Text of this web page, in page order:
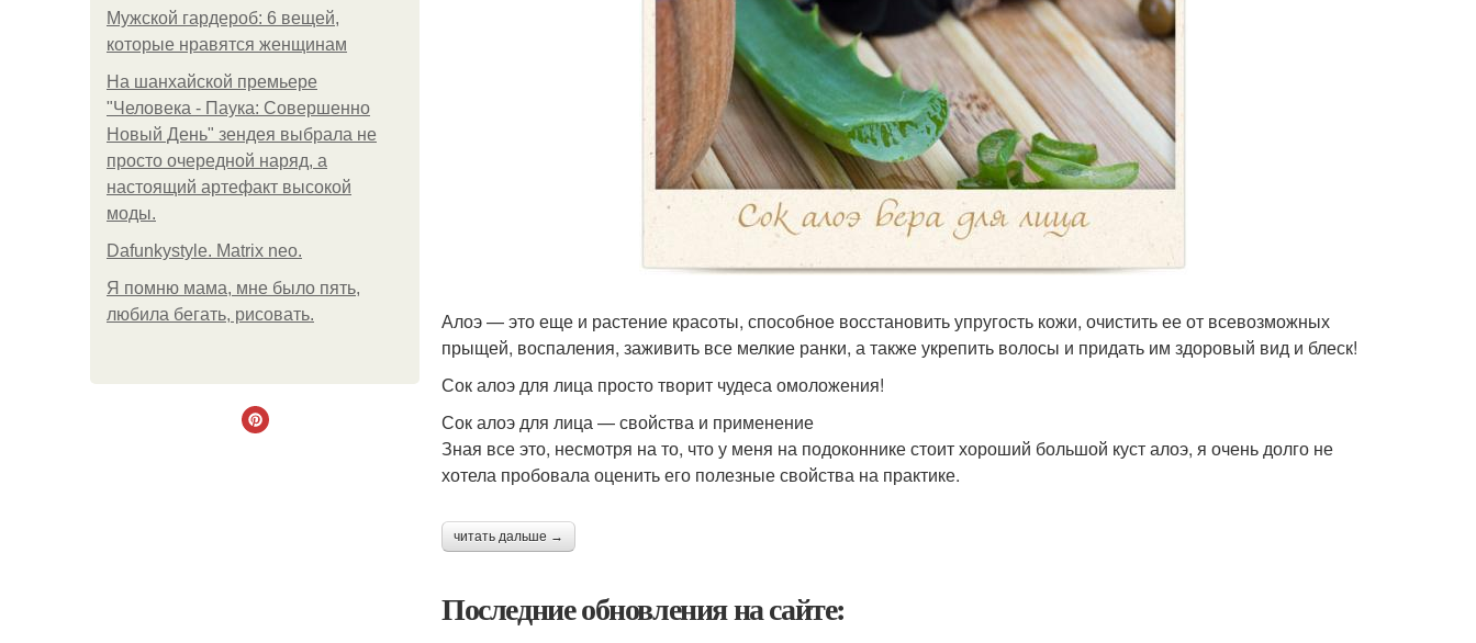
Мужской гардероб: 6 вещей,
которые нравятся женщинам
На шанхайской премьере
"Человека - Паука: Совершенно
Новый День" зендея выбрала не
просто очередной наряд, а
настоящий артефакт высокой
моды.
Dafunkystyle. Matrix neo.
Я помню мама, мне было пять,
любила бегать, рисовать.
Алоэ — это еще и растение красоты, способное восстановить упругость кожи, очистить ее от всевозможных
прыщей, воспаления, заживить все мелкие ранки, а также укрепить волосы и придать им здоровый вид и блеск!
Сок алоэ для лица просто творит чудеса омоложения!
Сок алоэ для лица — свойства и применение
Зная все это, несмотря на то, что у меня на подоконнике стоит хороший большой куст алоэ, я очень долго не
хотела пробовала оценить его полезные свойства на практике.
читать дальше →
Последние обновления на сайте: